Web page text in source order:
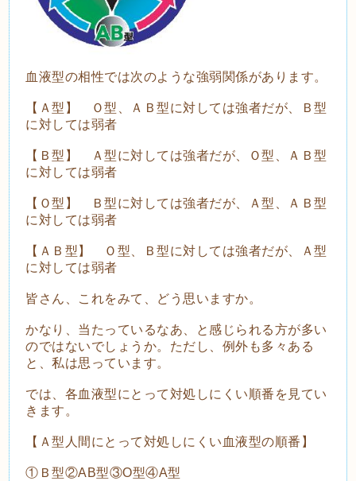
血液型の相性では次のような強弱関係があります。
【Ａ型】 Ｏ型、ＡＢ型に対しては強者だが、Ｂ型
に対しては弱者
【Ｂ型】 Ａ型に対しては強者だが、Ｏ型、ＡＢ型
に対しては弱者
【Ｏ型】 Ｂ型に対しては強者だが、Ａ型、ＡＢ型
に対しては弱者
【ＡＢ型】 Ｏ型、Ｂ型に対しては強者だが、Ａ型
に対しては弱者
皆さん、これをみて、どう思いますか。
かなり、当たっているなあ、と感じられる方が多い
のではないでしょうか。ただし、例外も多々ある
と、私は思っています。
では、各血液型にとって対処しにくい順番を見てい
きます。
【Ａ型人間にとって対処しにくい血液型の順番】
①Ｂ型②AB型③O型④A型